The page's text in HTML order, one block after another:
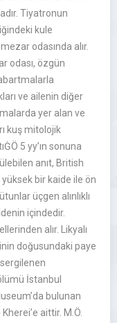
Tiyatronun
kule
odasında alır.
odası, özgün
ve ailenin diğer
yer alan ve
kuş mitolojik
5 yy’ın sonuna
anıt, British
bir kaide ile ön
üçgen alınlıklı
içindedir.
alır. Likyalı
doğusundaki paye
İstanbul
bulunan
aittir. M.Ö.